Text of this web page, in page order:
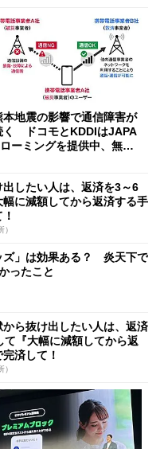
本地震の影響で通信障害が
く ドコモとKDDIはJAPA
ーミングを提供中、無料
出したい人は、返済を3～6
に減額してから返済する手
ズ」は効果ある？ 炎天下で
ったこと
ら抜け出したい人は、返済
て『大幅に減額してから返
済して！